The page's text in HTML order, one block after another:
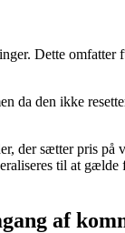
Dette omfatter
da den ikke
der sætter pris
til at
af